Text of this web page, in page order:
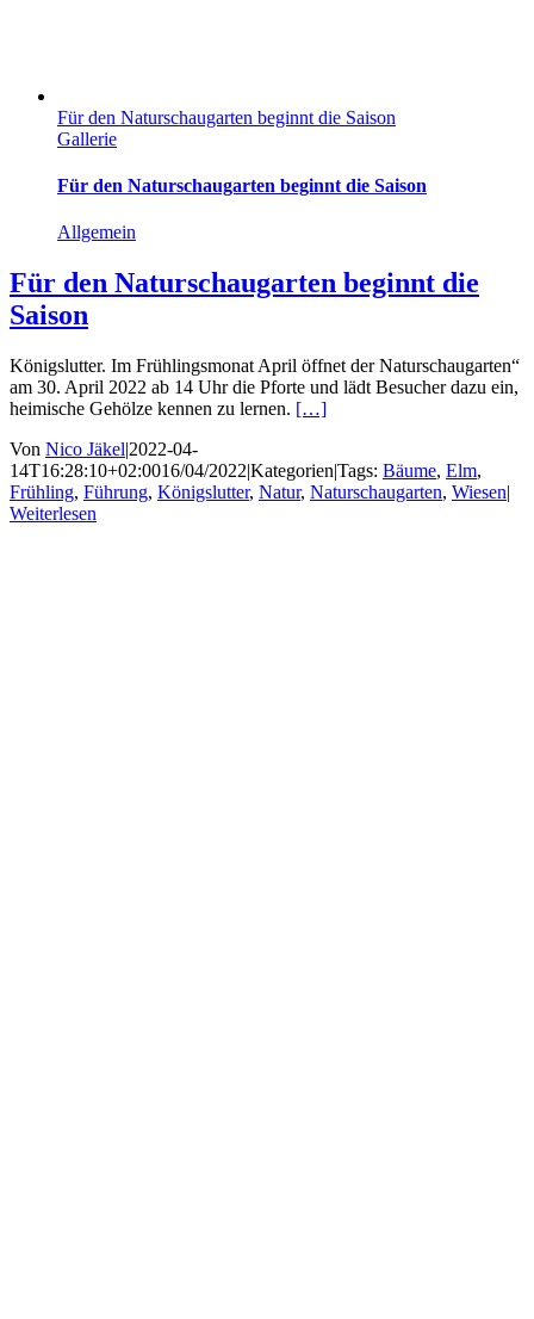
Für den Naturschaugarten beginnt die Saison
Gallerie
Für den Naturschaugarten beginnt die Saison
Allgemein
Für den Naturschaugarten beginnt die
Saison
Königslutter. Im Frühlingsmonat April öffnet der Naturschaugarten“
am 30. April 2022 ab 14 Uhr die Pforte und lädt Besucher dazu ein,
heimische Gehölze kennen zu lernen. […]
Von Nico Jäkel|2022-04-
14T16:28:10+02:0016/04/2022|Kategorien|Tags: Bäume, Elm,
Frühling, Führung, Königslutter, Natur, Naturschaugarten, Wiesen|
Weiterlesen